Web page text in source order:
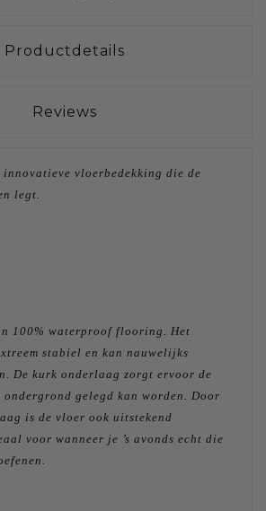
Productdetails
Reviews
innovatieve vloerbedekking die de
legt.
100% waterproof flooring. Het
stabiel en kan nauwelijks
De kurk onderlaag zorgt ervoor de
gelegd kan worden. Door
is de vloer ook uitstekend
voor wanneer je ’s avonds echt die